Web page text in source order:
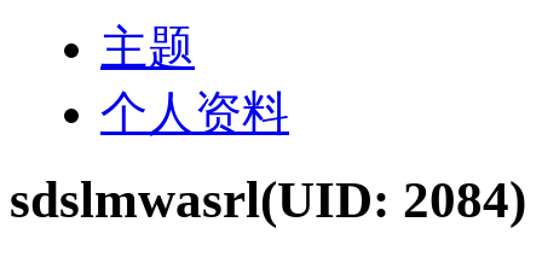
主题
个人资料
sdslmwasrl(UID: 2084)